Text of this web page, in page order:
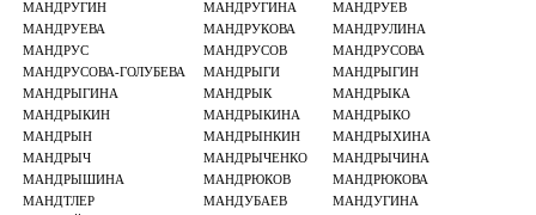
МАНДРУГИН
МАНДРУГИНА
МАНДРУЕВ
МАНДРУЕВА
МАНДРУКОВА
МАНДРУЛИНА
МАНДРУС
МАНДРУСОВ
МАНДРУСОВА
МАНДРУСОВА-ГОЛУБЕВА
МАНДРЫГИ
МАНДРЫГИН
МАНДРЫГИНА
МАНДРЫК
МАНДРЫКА
МАНДРЫКИН
МАНДРЫКИНА
МАНДРЫКО
МАНДРЫН
МАНДРЫНКИН
МАНДРЫХИНА
МАНДРЫЧ
МАНДРЫЧЕНКО
МАНДРЫЧИНА
МАНДРЫШИНА
МАНДРЮКОВ
МАНДРЮКОВА
МАНДТЛЕР
МАНДУБАЕВ
МАНДУГИНА